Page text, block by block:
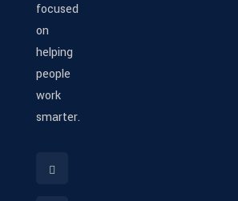
focused
on
helping
people
work
smarter.